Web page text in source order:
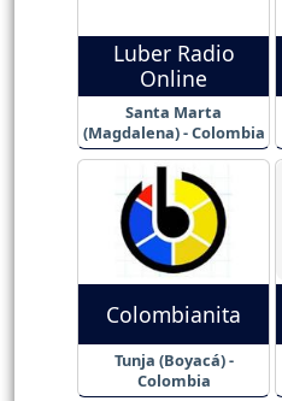
Luber Radio
Online
Santa Marta
(Magdalena) - Colombia
Colombianita
Tunja (Boyacá) -
Colombia